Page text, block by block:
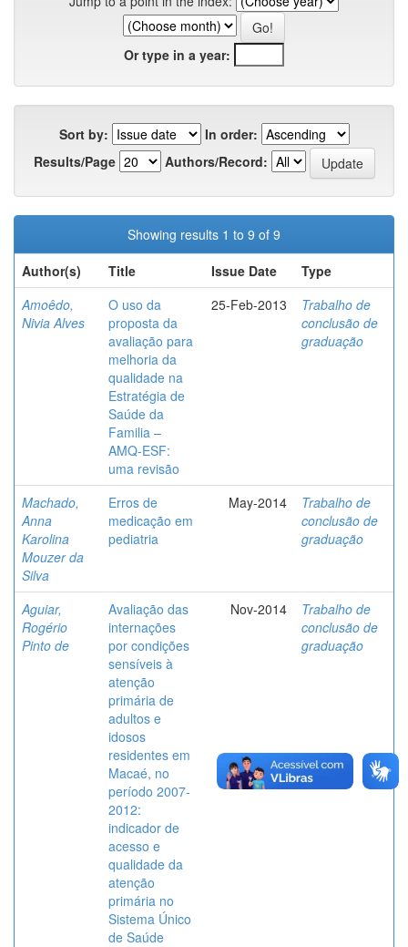
Or type in a year:
Sort by:
In order:
Results/Page
Authors/Record:
Showing results 1 to 9 of 9
Author(s)
Title Issue Date
Type
Amoêdo,
Nivia Alves
O uso da
proposta da
avaliação para
melhoria da
qualidade na
Estratégia de
Saúde da
Familia –
AMQ-ESF:
uma revisão
25-Feb-2013
Trabalho de
conclusão de
graduação
Machado,
Anna
Karolina
Mouzer da
Silva
Erros de
medicação em
pediatria
May-2014
Trabalho de
conclusão de
graduação
Aguiar,
Rogério
Pinto de
Avaliação das
internações
por condições
sensíveis à
atenção
primária de
adultos e
idosos
residentes em
Macaé, no
período 2007-
2012:
indicador de
acesso e
qualidade da
atenção
primária no
Sistema Único
de Saúde
Nov-2014
Trabalho de
conclusão de
graduação